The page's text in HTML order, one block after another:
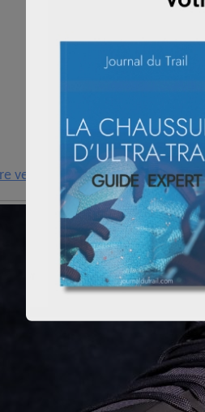
version de la Sylan.